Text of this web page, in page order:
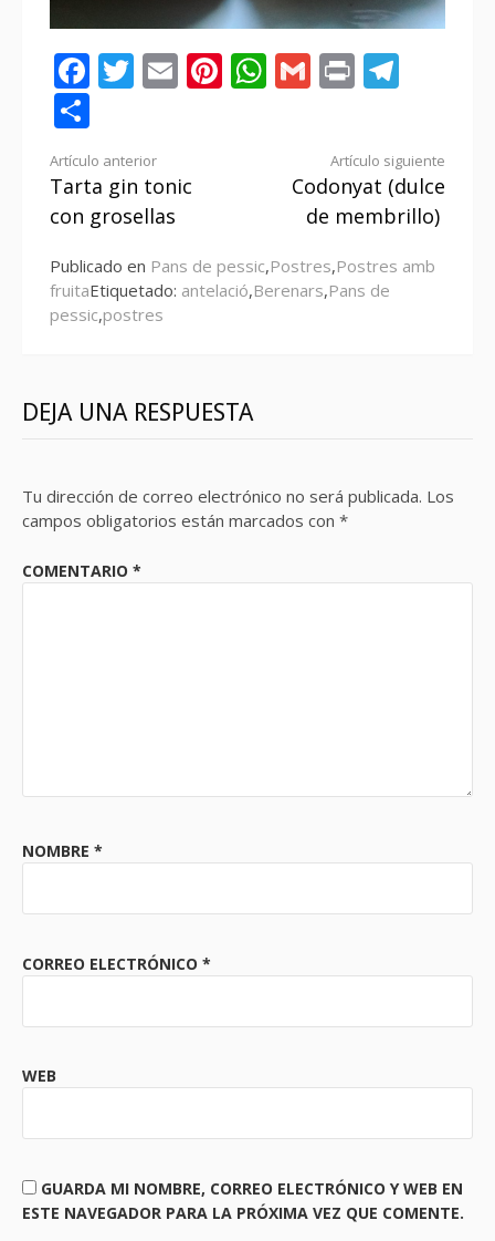
Facebook
Twitter
EmailPinterest
WhatsApp
Gmail
Print
Seguir
leyendo
Artículo anterior
Tarta gin tonic
con grosellas
Artículo siguiente
Codonyat (dulce
de membrillo)
Publicado en Pans de pessic,Postres,Postres amb
fruitaEtiquetado: antelació,Berenars,Pans de
pessic,postres
DEJA UNA RESPUESTA
Tu dirección de correo electrónico no será publicada. Los
campos obligatorios están marcados con *
COMENTARIO *
NOMBRE *
CORREO ELECTRÓNICO *
WEB
GUARDA MI NOMBRE, CORREO ELECTRÓNICO Y WEB EN
ESTE NAVEGADOR PARA LA PRÓXIMA VEZ QUE COMENTE.